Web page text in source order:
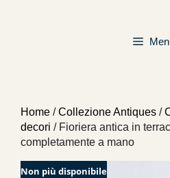
Home /Collezione Antiques /
decori / Fioriera antica in
completamente a mano
Non più disponibile